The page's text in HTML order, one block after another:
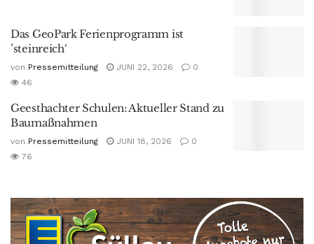
Das GeoPark Ferienprogramm ist
’steinreich‘
von Pressemitteilung JUNI 22, 2026
0
46
Geesthachter Schulen: Aktueller Stand zu
Baumaßnahmen
von Pressemitteilung JUNI 18, 2026
0
76